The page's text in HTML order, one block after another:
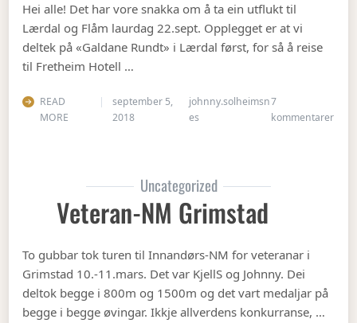
Hei alle! Det har vore snakka om å ta ein utflukt til
Lærdal og Flåm laurdag 22.sept. Opplegget er at vi
deltek på «Galdane Rundt» i Lærdal først, for så å reise
til Fretheim Hotell …
READ
MORE
september 5,
2018
johnny.solheimsn
es
7
kommentarertil
Uncategorized
Veteran-NM Grimstad
To gubbar tok turen til Innandørs-NM for veteranar i
Grimstad 10.-11.mars. Det var KjellS og Johnny. Dei
deltok begge i 800m og 1500m og det vart medaljar på
begge i begge øvingar. Ikkje allverdens konkurranse, …